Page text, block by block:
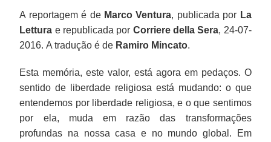
A reportagem é de Marco Ventura, publicada por La
Lettura e republicada por Corriere della Sera, 24-07-
2016. A tradução é de Ramiro Mincato.
Esta memória, este valor, está agora em pedaços. O
sentido de liberdade religiosa está mudando: o que
entendemos por liberdade religiosa, e o que sentimos
por ela, muda em razão das transformações
profundas na nossa casa e no mundo global. Em